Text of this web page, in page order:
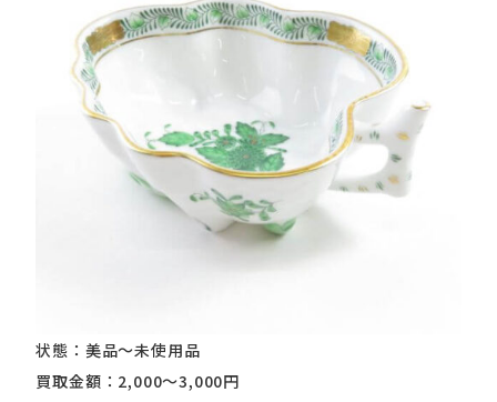
状態：美品～未使用品
買取金額：2,000～3,000円